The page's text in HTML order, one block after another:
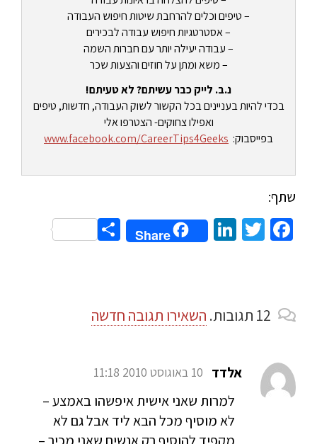
– טיפים וכלים להרחבת שיטות חיפוש העבודה
– אסטרטגיות חיפוש עבודה לבכירים
– עבודה יעילה יותר עם חברות השמה
– משא ומתן על חוזים והצעות שכר
נ.ב. לייק כבר עשיתם? לא טעיתם!
בכדי להיות בעניינים בכל הקשור לשוק העבודה, חדשות, טיפים
ואפילו צחוקים- הצטרפו אלי
בפייסבוק: www.facebook.com/CareerTips4Geeks
שתף:
Facebook
Twitter
LinkedIn
Share
Share
12 תגובות. השאירו תגובה חדשה
אלדד 10 באוגוסט 2010 11:18
למרות שאני אישית איפשהו באמצע –
לא מוסיף מכל הבא ליד אבל גם לא